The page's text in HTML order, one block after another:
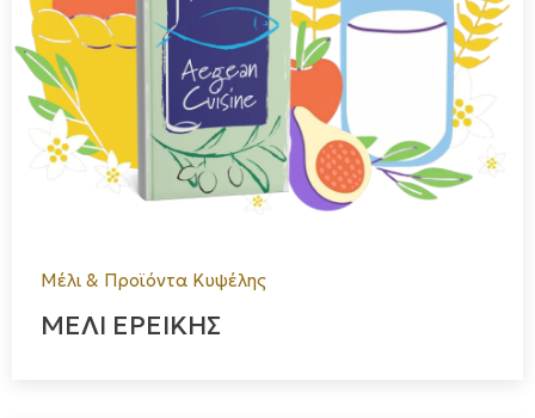
Μέλι & Προϊόντα Κυψέλης
ΜΕΛΙ ΕΡΕΙΚΗΣ